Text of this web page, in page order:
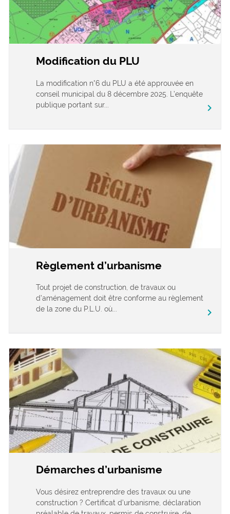
Modification du PLU
La modification n°6 du PLU a été approuvée en
conseil municipal du 8 décembre 2025. L’enquête
publique portant sur...
chevron_right
Règlement d’urbanisme
Tout projet de construction, de travaux ou
d’aménagement doit être conforme au règlement
de la zone du P.L.U. où...
chevron_right
Démarches d’urbanisme
Vous désirez entreprendre des travaux ou une
construction ? Certificat d’urbanisme, déclaration